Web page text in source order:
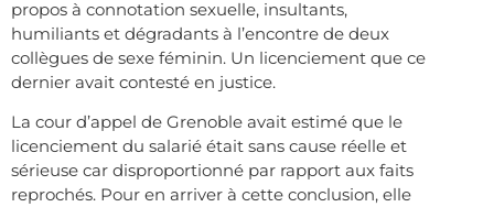
propos à connotation sexuelle, insultants,
humiliants et dégradants à l’encontre de deux
collègues de sexe féminin. Un licenciement que ce
dernier avait contesté en justice.
La cour d’appel de Grenoble avait estimé que le
licenciement du salarié était sans cause réelle et
sérieuse car disproportionné par rapport aux faits
reprochés. Pour en arriver à cette conclusion, elle